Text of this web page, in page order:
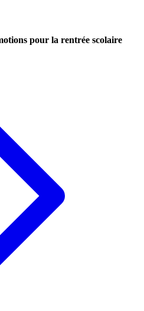
pour la rentrée scolaire